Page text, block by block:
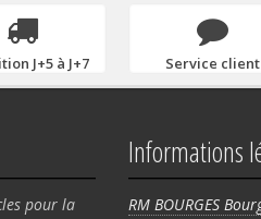
J+5 à J+7 Service client
pour la
Informations
RM BOURGES